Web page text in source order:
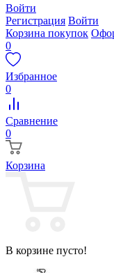
Войти
Регистрация Войти
Корзина покупок
0
Избранное
0
Сравнение
0
Корзина
В корзине пусто!